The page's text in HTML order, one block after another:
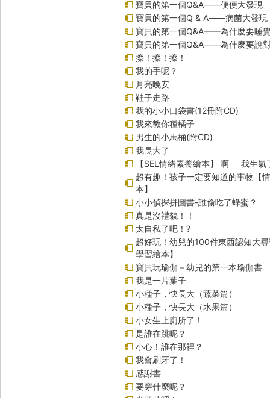
寶貝的第一個Q&A――便便大發現
寶貝的第一個Q & A――病菌大發現
寶貝的第一個Q&A——為什麼要睡
寶貝的第一個Q&A――為什麼要說
擦！擦！擦！
我的手呢？
月亮晚安
鞋子走路
我的小小口袋書(12冊附CD)
我來教你種橘子
男生的小馬桶(附CD)
我長大了
【SEL情緒素養繪本】 啊──我生氣
超有趣！孩子一定要知道的事物【
本】
小小偵探拼圖書-誰偷吃了蜂蜜？
真是沒禮貌！！
太自私了吧！?
超好玩！幼兒的100件東西認知大
學習繪本】
寶貝玩瑜伽－幼兒的第一本瑜伽書
我是一片葉子
小種子，快長大（蔬菜篇）
小種子，快長大（水果篇）
小女生上廁所了！
是誰在跳呢？
小心！誰在那裡？
我會刷牙了！
感謝書
要穿什麼呢？